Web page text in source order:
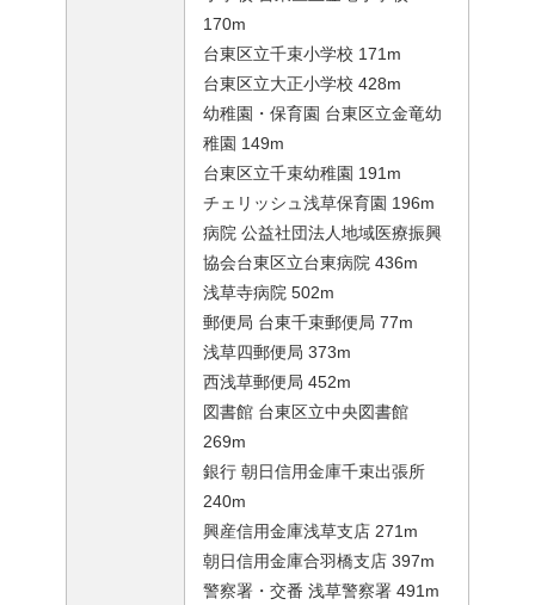
170m
台東区立千束小学校 171m
台東区立大正小学校 428m
幼稚園・保育園 台東区立金竜幼
稚園 149m
台東区立千束幼稚園 191m
チェリッシュ浅草保育園 196m
病院 公益社団法人地域医療振興
協会台東区立台東病院 436m
浅草寺病院 502m
郵便局 台東千束郵便局 77m
浅草四郵便局 373m
西浅草郵便局 452m
図書館 台東区立中央図書館
269m
銀行 朝日信用金庫千束出張所
240m
興産信用金庫浅草支店 271m
朝日信用金庫合羽橋支店 397m
警察署・交番 浅草警察署 491m